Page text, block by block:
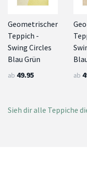
Geometrischer
Teppich -
Swing Circles
Blau Grün
ab 49.95 ab
Sieh dir alle Teppiche